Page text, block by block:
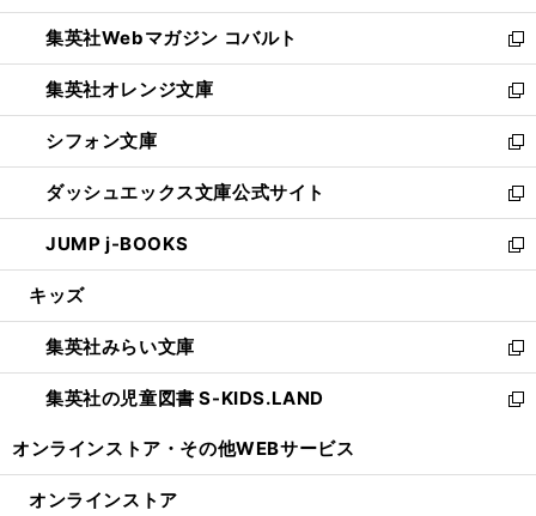
開
く
ウ
で
開
く
ン
ド
ウ
で
開
く
ウ
ィ
ン
ド
ウ
で
開
く
集英社Webマガジン コバルト
新
し
い
ウ
ィ
ン
ド
ウ
で
開
集英社オレンジ文庫
新
し
い
ウ
ィ
ン
ド
ウ
開
く
シフォン文庫
新
し
い
ウ
ィ
ン
ウ
で
開
く
ダッシュエックス文庫公式サイト
新
し
い
ウ
ン
ド
ウ
で
JUMP j-BOOKS
新
し
ウ
ィ
ン
ド
開
キッズ
集英社みらい文庫
新
し
い
ン
集英社の児童図書 S-KIDS.LAND
新
ウ
オンラインストア・ その他WEBサービス
オンラインストア